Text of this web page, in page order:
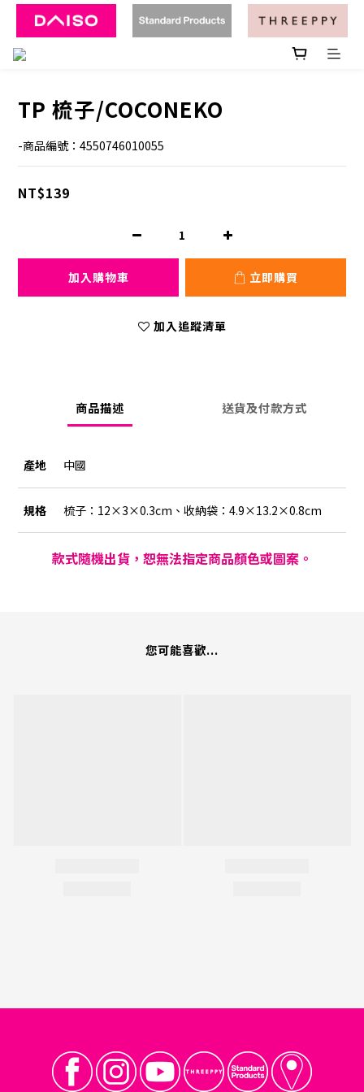
TP 梳子/COCONEKO
-商品編號：4550746010055
NT$139
加入購物車 立即購買
加入追蹤清單
商品描述 送貨及付款方式
產地 中國
規格 梳子：12×3×0.3cm、收納袋：4.9×13.2×0.8cm
款式隨機出貨，恕無法指定商品顏色或圖案。
您可能喜歡...